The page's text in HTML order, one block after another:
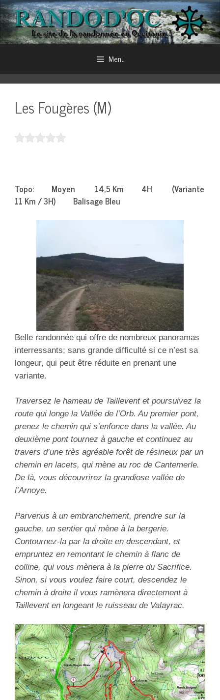
Aller
au
contenu
Menu
Les Fougères (M)
Topo: Moyen 14,5 Km 4H (Variante
11 Km / 3H) Balisage Bleu
Belle randonnée qui offre de nombreux panoramas
interressants; sans grande difficulté si ce n’est sa
longeur, qui peut être réduite en prenant une
variante.
Traversez le hameau de Taillevent et poursuivez la
route qui longe la Vallée de l’Orb. Au premier pont,
prenez le chemin qui s’enfonce dans la vallée.Au
deuxième pont tournez à gauche et continuez au
travers d’une très agréable forêt de résineux par un
chemin en lacets, qui mène au roc de Cantemerle.
De là, vous découvrirez la grandiose vallée de
l’Arnoye.
Parvenus à un embranchement, prendre sur la
gauche, un sentier qui mène à la bergerie.
Contournez-la par la droite en descendant, et
empruntez en remontant le chemin à flanc de
colline, qui vous mènera à la pierre du Sacrifice.
Sinon, si vous voulez faire court, descendez le
chemin à droite il vous ramènera directement à
Taillevent en longeant le ruisseau de Valayrac.